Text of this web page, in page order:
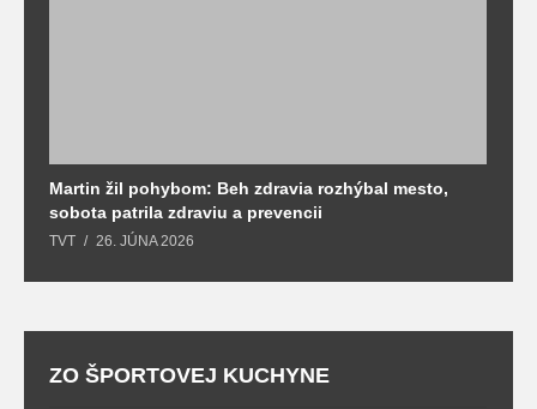
Martin žil pohybom: Beh zdravia rozhýbal mesto,
sobota patrila zdraviu a prevencii
TVT 26. JÚNA 2026
ZO ŠPORTOVEJ KUCHYNE